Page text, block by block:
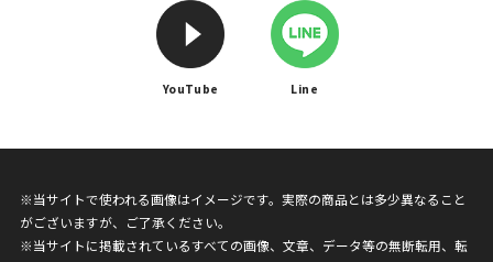
YouTube Line
※当サイトで使われる画像はイメージです。実際の商品とは多少異なること
がございますが、ご了承ください。
※当サイトに掲載されているすべての画像、文章、データ等の無断転用、転